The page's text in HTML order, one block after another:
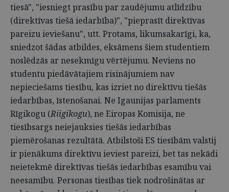
tiesā", "iesniegt prasību par zaudējumu atlīdzību
(direktīvas tiešā iedarbība)", "pieprasīt direktīvas
pareizu ieviešanu", utt. Protams, likumsakarīgi, ka,
sniedzot šādas atbildes, eksāmens šiem studentiem
noslēdzās ar nesekmīgu vērtējumu. Neviens no
studentu piedāvātajiem risinājumiem nav
nepieciešams tiesību, kas izriet no direktīvu tiešās
iedarbības, īstenošanai. Ne Igaunijas parlaments
Rīgikogu (Riigikogu), ne Eiropas Komisija, ne
tiesībsargs neiejauksies tiešās iedarbības
piemērošanas rezultātā. Atbilstoši ES tiesībām valstij
ir pienākums direktīvu ieviest pareizi, bet tas nekādi
neietekmē direktīvas tiešās iedarbības esamību vai
neesamību. Personas tiesības tiek nodrošinātas ar